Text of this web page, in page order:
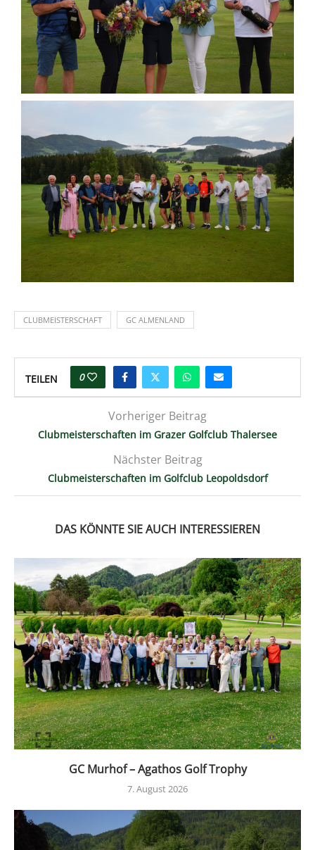
CLUBMEISTERSCHAFT GC ALMENLAND
TEILEN 0
Vorheriger Beitrag
Clubmeisterschaften im Grazer Golfclub Thalersee
Nächster Beitrag
Clubmeisterschaften im Golfclub Leopoldsdorf
DAS KÖNNTE SIE AUCH INTERESSIEREN
GC Murhof – Agathos Golf Trophy
7. August 2026